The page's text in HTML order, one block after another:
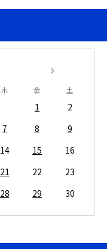
木 金 土
1
2
7 8
9
14 15
16
21 22
23
28 29 30